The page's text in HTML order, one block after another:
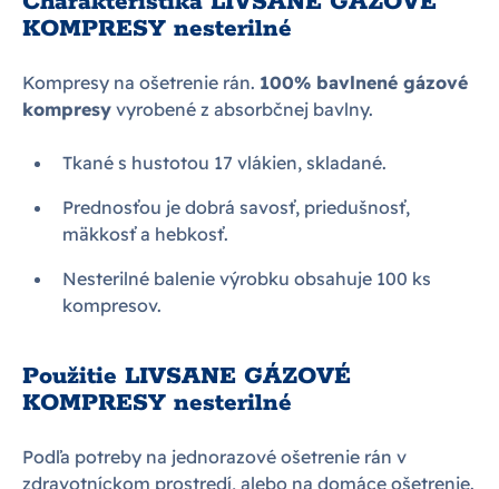
KOMPRESY nesterilné
Kompresy na ošetrenie rán. 100% bavlnené gázové
kompresy vyrobené z absorbčnej bavlny.
Tkané s hustotou 17 vlákien, skladané.
Prednosťou je dobrá savosť, priedušnosť,
mäkkosť a hebkosť.
Nesterilné balenie výrobku obsahuje 100 ks
kompresov.
Použitie LIVSANE GÁZOVÉ
KOMPRESY nesterilné
Podľa potreby na jednorazové ošetrenie rán v
zdravotníckom prostredí, alebo na domáce ošetrenie.